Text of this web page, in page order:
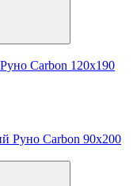
Carbon 120х190